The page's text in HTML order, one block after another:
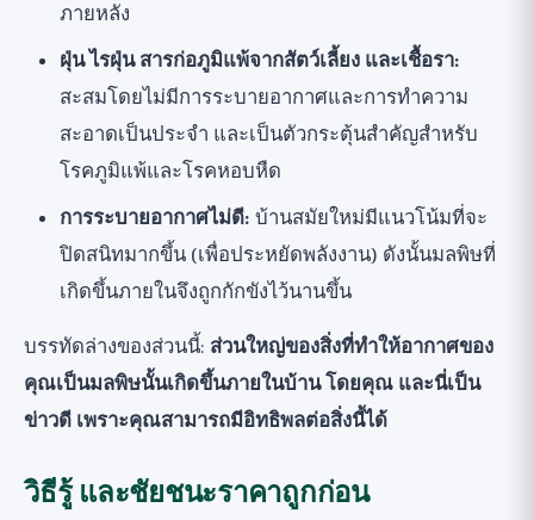
ภายหลัง
ฝุ่น ไรฝุ่น สารก่อภูมิแพ้จากสัตว์เลี้ยง และเชื้อรา:
สะสมโดยไม่มีการระบายอากาศและการทำความ
สะอาดเป็นประจำ และเป็นตัวกระตุ้นสำคัญสำหรับ
โรคภูมิแพ้และโรคหอบหืด
การระบายอากาศไม่ดี: บ้านสมัยใหม่มีแนวโน้มที่จะ
ปิดสนิทมากขึ้น (เพื่อประหยัดพลังงาน) ดังนั้นมลพิษที่
เกิดขึ้นภายในจึงถูกกักขังไว้นานขึ้น
บรรทัดล่างของส่วนนี้: ส่วนใหญ่ของสิ่งที่ทำให้อากาศของ
คุณเป็นมลพิษนั้นเกิดขึ้นภายในบ้าน โดยคุณ และนี่เป็น
ข่าวดี เพราะคุณสามารถมีอิทธิพลต่อสิ่งนี้ได้
วิธีรู้ และชัยชนะราคาถูกก่อน